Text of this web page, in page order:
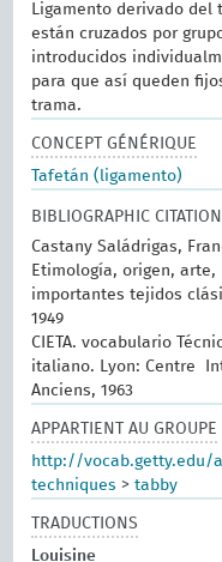
Ligamento derivado del
están cruzados por
introducidos
para que así queden
trama.
CONCEPT GÉNÉRIQUE
Tafetán (ligamento)
BIBLIOGRAPHIC CITATION
Castany Saládrigas,
Etimología, origen,
importantes tejidos
1949
CIETA. vocabulario
italiano. Lyon: Centre
Anciens, 1963
APPARTIENT AU GROUPE
http://vocab.getty.edu/
techniques >tabby
TRADUCTIONS
Louisine